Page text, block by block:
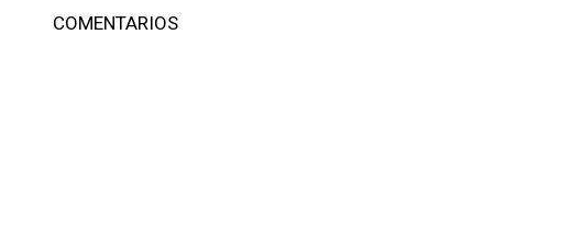
COMENTARIOS